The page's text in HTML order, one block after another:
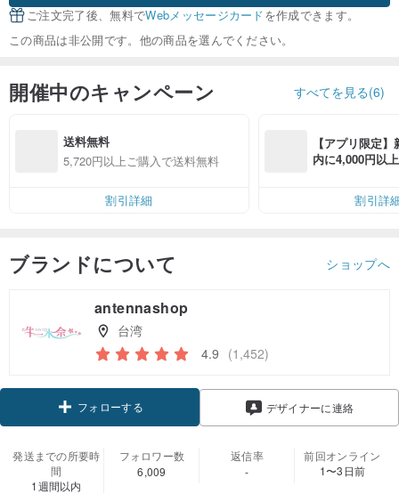
ご注文完了後、無料でWebメッセージカードを作成できます。
この商品は非公開です。他の商品を選んでください。
開催中のキャンペーン すべてを見る(6)
送料無料
5,720円以上ご購入で送料無料
割引詳細
【アプリ限定
内に4,000円以
割引詳
ブランドについて ショップへ
antennashop
台湾
4.9 (1,452)
フォローする デザイナーに連絡
発送までの所要時
間
1週間以内
フォロワー数
6,009
返信率
-
前回オンライン
1〜3日前